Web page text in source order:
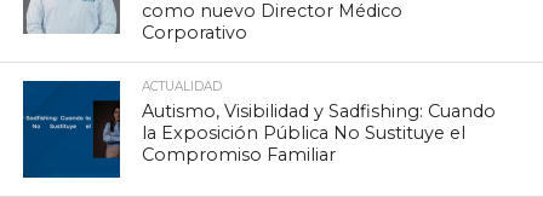
como nuevo Director Médico
Corporativo
ACTUALIDAD
Autismo, Visibilidad y Sadfishing: Cuando
la Exposición Pública No Sustituye el
Compromiso Familiar